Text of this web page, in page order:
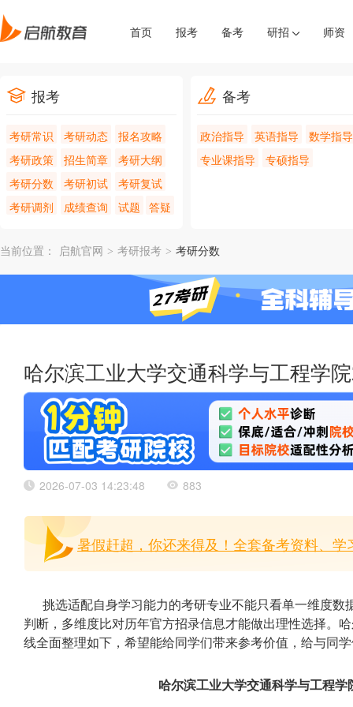
首页 报考 备考 研招 师资
报考
考研常识 考研动态
报名攻略
考研政策
招生简章
考研大纲
考研分数
考研初试
考研复试
考研调剂
成绩查询 试题 答疑
备考
政治指导 英语指导
数学指导
专业课指导
专硕指导
当前位置： 启航官网 > 考研报考 > 考研分数
哈尔滨工业大学交通科学与工程学
2026-07-03 14:23:48 883
暑假赶超，你还来得及！全套备考资料、学
挑选适配自身学习能力的考研专业不能只看单一维度
判断，多维度比对历年官方招录信息才能做出理性选择。
线全面整理如下，希望能给同学们带来参考价值，给与同
哈尔滨工业大学交通科学与工程